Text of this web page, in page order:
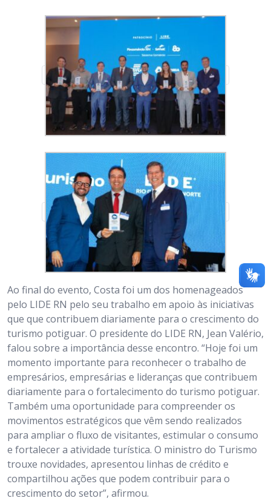
Ao final do evento, Costa foi um dos homenageados
pelo LIDE RN pelo seu trabalho em apoio às iniciativas
que que contribuem diariamente para o crescimento do
turismo potiguar. O presidente do LIDE RN, Jean Valério,
falou sobre a importância desse encontro. “Hoje foi um
momento importante para reconhecer o trabalho de
empresários, empresárias e lideranças que contribuem
diariamente para o fortalecimento do turismo potiguar.
Também uma oportunidade para compreender os
movimentos estratégicos que vêm sendo realizados
para ampliar o fluxo de visitantes, estimular o consumo
e fortalecer a atividade turística. O ministro do Turismo
trouxe novidades, apresentou linhas de crédito e
compartilhou ações que podem contribuir para o
crescimento do setor”, afirmou.